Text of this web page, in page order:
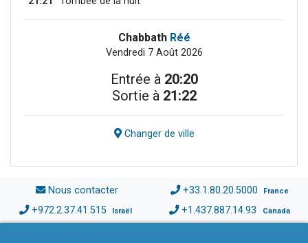
Chabbath Réé
Vendredi 7 Août 2026
Entrée à 20:20
Sortie à 21:22
Changer de ville
Nous contacter +33.1.80.20.5000 France
+972.2.37.41.515 Israël +1.437.887.14.93 Canada